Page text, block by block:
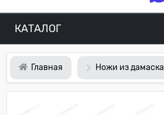
КАТАЛОГ
Главная Ножи из дамаска